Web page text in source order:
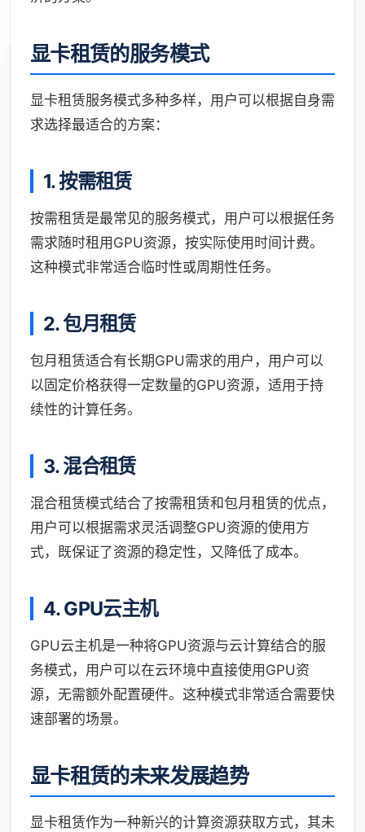
显卡租赁的服务模式
显卡租赁服务模式多种多样，用户可以根据自身需
求选择最适合的方案：
1. 按需租赁
按需租赁是最常见的服务模式，用户可以根据任务
需求随时租用GPU资源，按实际使用时间计费。
这种模式非常适合临时性或周期性任务。
2. 包月租赁
包月租赁适合有长期GPU需求的用户，用户可以
以固定价格获得一定数量的GPU资源，适用于持
续性的计算任务。
3. 混合租赁
混合租赁模式结合了按需租赁和包月租赁的优点，
用户可以根据需求灵活调整GPU资源的使用方
式，既保证了资源的稳定性，又降低了成本。
4. GPU云主机
GPU云主机是一种将GPU资源与云计算结合的服
务模式，用户可以在云环境中直接使用GPU资
源，无需额外配置硬件。这种模式非常适合需要快
速部署的场景。
显卡租赁的未来发展趋势
显卡租赁作为一种新兴的计算资源获取方式，其未